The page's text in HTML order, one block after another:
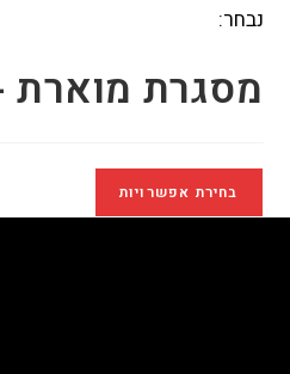
נבחר:
מסגרת מוארת
בחירת אפשרויות